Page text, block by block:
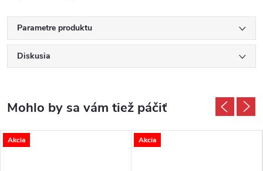
Parametre produktu
Diskusia
Akcia Akcia